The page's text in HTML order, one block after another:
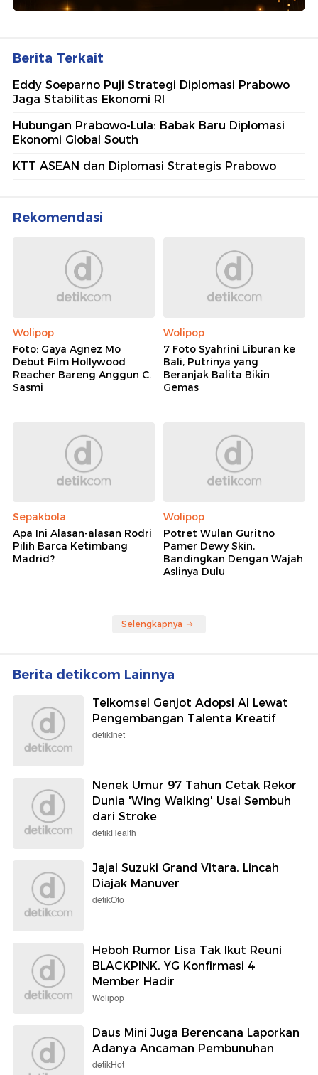
Berita Terkait
Eddy Soeparno Puji Strategi Diplomasi Prabowo
Jaga Stabilitas Ekonomi RI
Hubungan Prabowo-Lula: Babak Baru Diplomasi
Ekonomi Global South
KTT ASEAN dan Diplomasi Strategis Prabowo
Rekomendasi
Wolipop
Foto: Gaya Agnez Mo
Debut Film Hollywood
Reacher Bareng Anggun C.
Sasmi
Wolipop
7 Foto Syahrini Liburan ke
Bali, Putrinya yang
Beranjak Balita Bikin
Gemas
Sepakbola
Apa Ini Alasan-alasan Rodri
Pilih Barca Ketimbang
Madrid?
Wolipop
Potret Wulan Guritno
Pamer Dewy Skin,
Bandingkan Dengan Wajah
Aslinya Dulu
Selengkapnya
Berita detikcom Lainnya
Telkomsel Genjot Adopsi AI Lewat
Pengembangan Talenta Kreatif
detikInet
Nenek Umur 97 Tahun Cetak Rekor
Dunia 'Wing Walking' Usai Sembuh
dari Stroke
detikHealth
Jajal Suzuki Grand Vitara, Lincah
Diajak Manuver
detikOto
Heboh Rumor Lisa Tak Ikut Reuni
BLACKPINK, YG Konfirmasi 4
Member Hadir
Wolipop
Daus Mini Juga Berencana Laporkan
Adanya Ancaman Pembunuhan
detikHot